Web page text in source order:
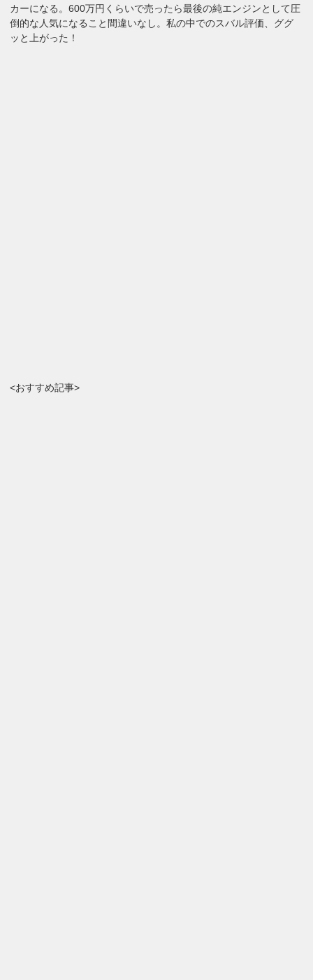
カーになる。600万円くらいで売ったら最後の純エンジンとして圧
倒的な人気になること間違いなし。私の中でのスバル評価、ググ
ッと上がった！
<おすすめ記事>